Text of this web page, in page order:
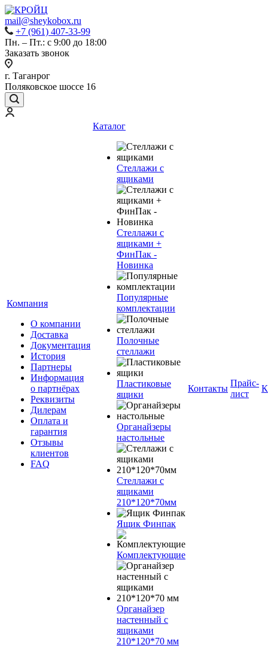
mail@sheykobox.ru
+7 (961) 407-33-99
Пн. – Пт.: с 9:00 до 18:00
Заказать звонок
г. Таганрог
Поляковское шоссе 16
Компания
О компании
Доставка
Документация
История
Партнеры
Информация
о партнёрах
Реквизиты
Дилерам
Оплата и
гарантия
Отзывы
клиентов
FAQ
Каталог
Стеллажи с
ящиками
Стеллажи с
ящиками +
ФинПак -
Новинка
Популярные
комплектации
Полочные
стеллажи
Пластиковые
ящики
Органайзеры
настольные
Стеллажи с
ящиками
210*120*70мм
Ящик Финпак
Комплектующие
Органайзер
настенный с
ящиками
210*120*70 мм
Контакты
Прайс-
лист